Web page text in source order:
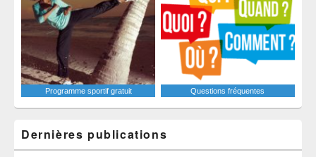
Programme sportif gratuit Questions fréquentes
Dernières publications